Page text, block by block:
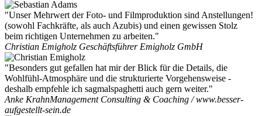
"Unser Mehrwert der Foto- und Filmproduktion sind Anstellungen!
(sowohl Fachkräfte, als auch Azubis) und einen gewissen Stolz
beim richtigen Unternehmen zu arbeiten."
Christian Emigholz Geschäftsführer Emigholz GmbH
"Besonders gut gefallen hat mir der Blick für die Details, die
Wohlfühl-Atmosphäre und die strukturierte Vorgehensweise -
deshalb empfehle ich sagmalspaghetti auch gern weiter."
Anke KrahnManagement Consulting & Coaching / www.besser-
aufgestellt-sein.de